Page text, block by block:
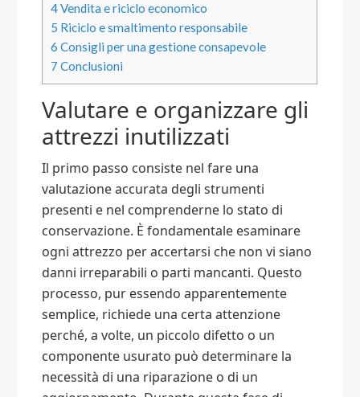
4Vendita e riciclo economico
5 Riciclo e smaltimento responsabile
6 Consigli per una gestione consapevole
7 Conclusioni
Valutare e organizzare gli
attrezzi inutilizzati
Il primo passo consiste nel fare una
valutazione accurata degli strumenti
presenti e nel comprenderne lo stato di
conservazione. È fondamentale esaminare
ogni attrezzo per accertarsi che non vi siano
danni irreparabili o parti mancanti. Questo
processo, pur essendo apparentemente
semplice, richiede una certa attenzione
perché, a volte, un piccolo difetto o un
componente usurato può determinare la
necessità di una riparazione o di un